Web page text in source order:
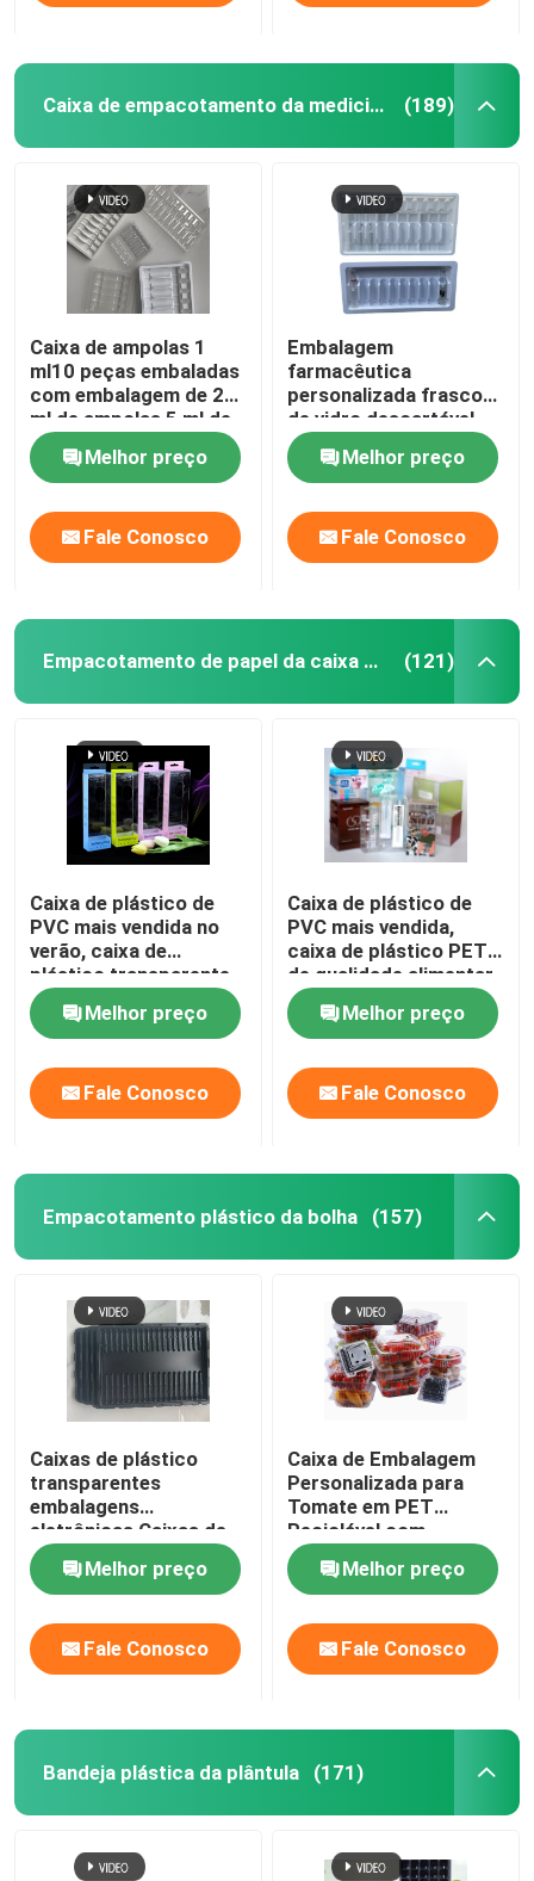
Caixa de empacotamento da medicina (189)
Caixa de ampolas 1
ml10 peças embaladas
com embalagem de 2
ml de ampolas 5 ml de
ampolas 10 ml de
ampolasMelhor preço
Fale Conosco
Embalagem
farmacêutica
personalizada frasco
de vidro descartável
frasco de plástico
médico frasco de
ampola frasco de vidro
Melhor preço
Fale Conosco
Empacotamento de papel da caixa de presente (121)
Caixa de plástico de
PVC mais vendida no
verão, caixa de
plástico transparente
de PET, caixa de gelo
de PP, embalagem de
braço protetor
dobrável de estilo
gancho de manga de
gelo
Melhor preço
Fale Conosco
Caixa de plástico de
PVC mais vendida,
caixa de plástico PET
de qualidade alimentar,
impressão a cores,
fabricante de vendas
diretas, caixa de
plástico para bebidas e
perfumes,
customização
Melhor preço
Fale Conosco
Empacotamento plástico da bolha (157)
Caixas de plástico
transparentes
embalagens
eletrônicas Caixas de
conversão de módulos
de PCBMelhor preço
Fale Conosco
Caixa de Embalagem
Personalizada para
Tomate em PET
Reciclável com
Selagem a Quente para
Proteção Perfeita
Melhor preço
Fale Conosco
Bandeja plástica da plântula (171)